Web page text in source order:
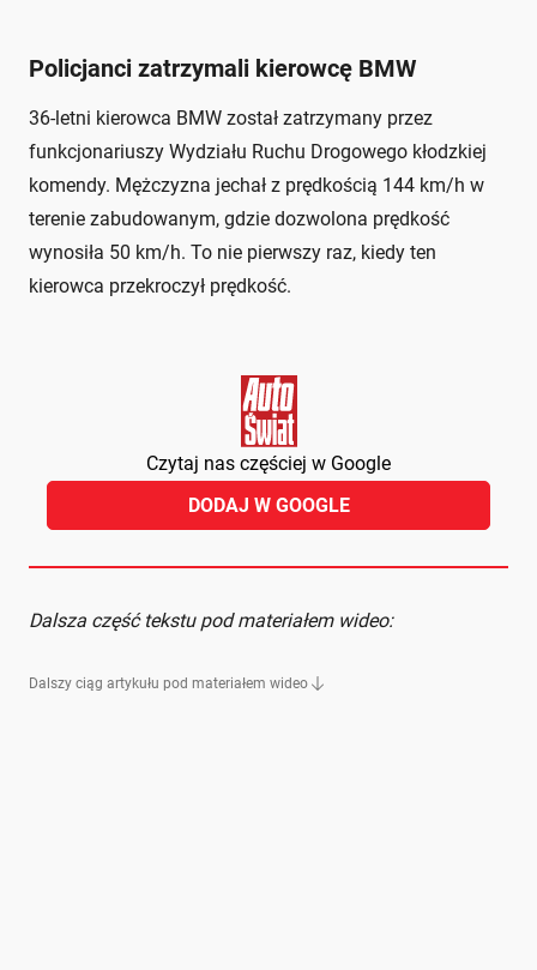
Policjanci zatrzymali kierowcę BMW
36-letni kierowca BMW został zatrzymany przez
funkcjonariuszy Wydziału Ruchu Drogowego kłodzkiej
komendy. Mężczyzna jechał z prędkością 144 km/h w
terenie zabudowanym, gdzie dozwolona prędkość
wynosiła 50 km/h. To nie pierwszy raz, kiedy ten
kierowca przekroczył prędkość.
Czytaj nas częściej w Google
DODAJ W GOOGLE
Dalsza część tekstu pod materiałem wideo:
Dalszy ciąg artykułu pod materiałem wideo